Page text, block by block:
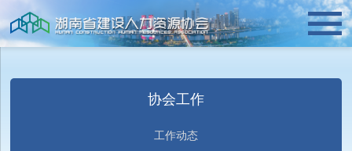
协会工作
工作动态